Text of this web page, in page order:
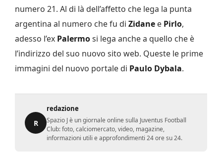
numero 21. Al di là dell’affetto che lega la punta
argentina al numero che fu di Zidane e Pirlo,
adesso l’ex Palermosi lega anche a quello che è
l’indirizzo del suo nuovo sito web. Queste le prime
immagini del nuovo portale di Paulo Dybala.
R
redazione
Spazio J è un giornale online sulla Juventus Football
Club: foto, calciomercato, video, magazine,
informazioni utili e approfondimenti 24 ore su 24.